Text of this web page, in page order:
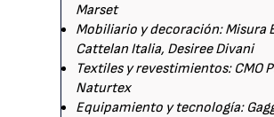
Marset
Mobiliario y decoración: Misura
Cattelan Italia, Desiree Divani
Textiles y revestimientos: CMO
Naturtex
Equipamiento y tecnología: